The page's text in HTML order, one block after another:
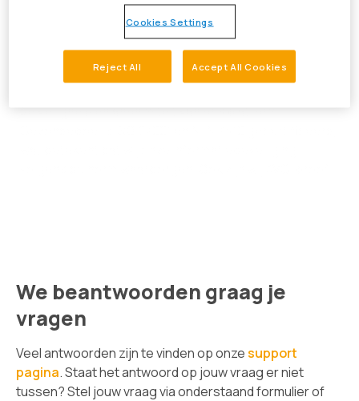
Veilig & vertrouwd
de veiligheid en anonimiteit van ons platform.
We beantwoorden graag je
vragen
Veel antwoorden zijn te vinden op onzesupport
pagina. Staat het antwoord op jouw vraag er niet
tussen? Stel jouw vraag via onderstaand formulier of
Cookies Settings
Reject All Accept All Cookies